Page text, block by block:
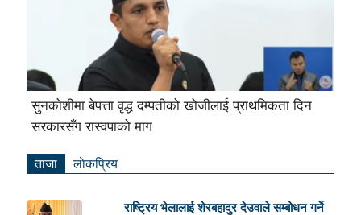
सुनकोशीमा बेपत्ता वृद्ध दम्पतीको खोजीलाई प्राथमिकता दिन
सरकारसँग रास्वपाको माग
ताजा लाेकप्रिय
राष्ट्रिय भेलालाई शेरबहादुर देउवाले सम्बोधन गर्ने